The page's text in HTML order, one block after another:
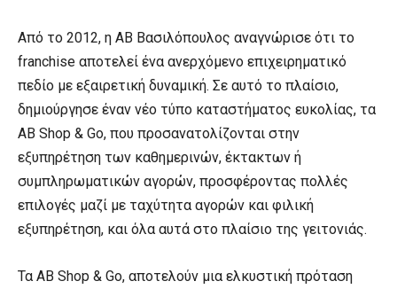
Από το 2012, η ΑΒ Βασιλόπουλος αναγνώρισε ότι το
franchise αποτελεί ένα ανερχόμενο επιχειρηματικό
πεδίο με εξαιρετική δυναμική. Σε αυτό το πλαίσιο,
δημιούργησε έναν νέο τύπο καταστήματος ευκολίας, τα
AB Shop & Go, που προσανατολίζονται στην
εξυπηρέτηση των καθημερινών, έκτακτων ή
συμπληρωματικών αγορών, προσφέροντας πολλές
επιλογές μαζί με ταχύτητα αγορών και φιλική
εξυπηρέτηση, και όλα αυτά στο πλαίσιο της γειτονιάς.
Τα AB Shop & Go, αποτελούν μια ελκυστική πρόταση